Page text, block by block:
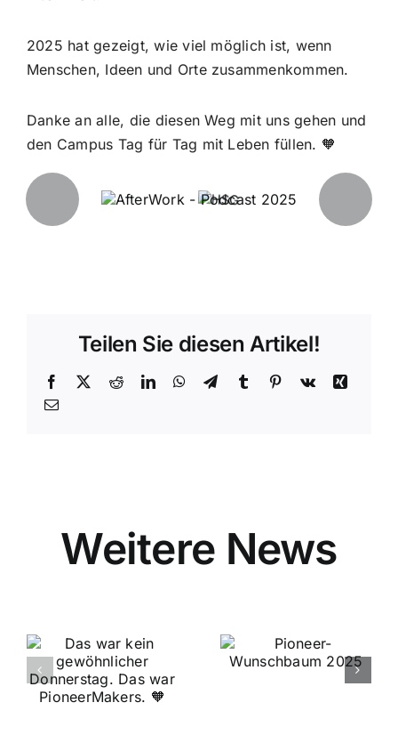
2025 hat gezeigt, wie viel möglich ist, wenn
Menschen, Ideen und Orte zusammenkommen.
Danke an alle, die diesen Weg mit uns gehen und
den Campus Tag für Tag mit Leben füllen. 🧡
Teilen Sie diesen Artikel!
Facebook RedditLinkedInWhatsApp
TelegramTumblr Pinterest
Vk
Xing
E-
Pioneer-
Wunschbaum
2025
Local in